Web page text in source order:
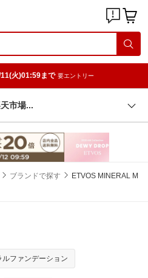
火)01:59まで 要エントリー
市場
ブランドで探す
ETVOS MINERAL M
ルファンデーション